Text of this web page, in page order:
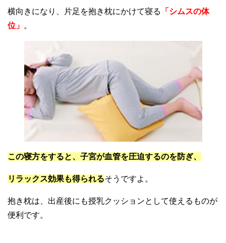
横向きになり、片足を抱き枕にかけて寝る
「シムスの体
位」 。
この寝方をすると、子宮が血管を圧迫するのを防ぎ、
リラックス効果も得られるそうですよ。
抱き枕は、出産後にも授乳クッションとして使えるものが
便利です。